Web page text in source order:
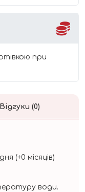
при
Відгуки (0)
(+0 місяців)
води.